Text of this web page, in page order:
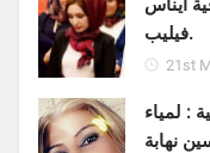
ايناس
فيليب.
21st
: لمياء
نهابة